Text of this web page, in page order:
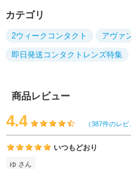
カテゴリ
2ウィークコンタクト アヴァ
即日発送コンタクトレンズ特集
商品レビュー
4.4 （387件のレビ
いつもどおり
ゆ さん